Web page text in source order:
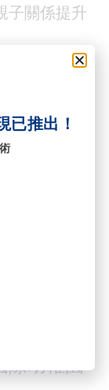
子關係提升
首位合作
及教練
即止)
/
際幼稚園
推出！